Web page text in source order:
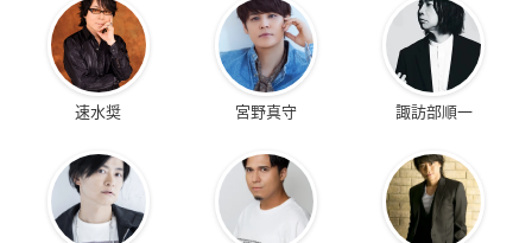
速水奨 宮野真守 諏訪部順一